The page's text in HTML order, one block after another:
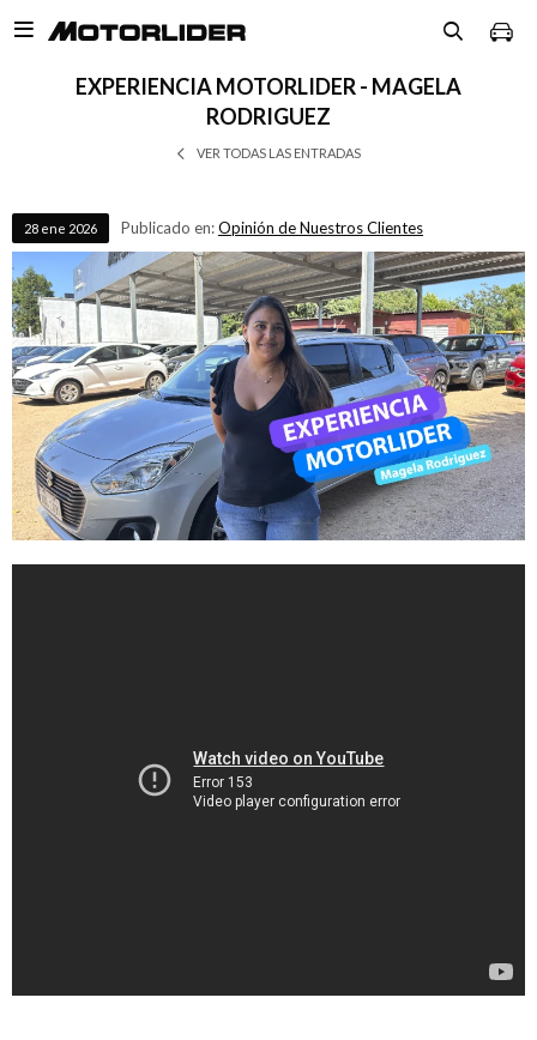

EXPERIENCIA MOTORLIDER - MAGELA
RODRIGUEZ
VER TODAS LAS ENTRADAS
28 ene 2026 Publicado en:Opinión de Nuestros Clientes